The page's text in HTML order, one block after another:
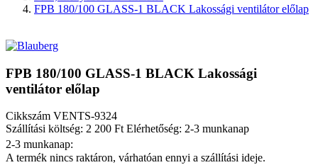
FPB 180/100 GLASS-1 BLACK Lakossági ventilátor előlap
FPB 180/100 GLASS-1 BLACK Lakossági
ventilátor előlap
Cikkszám VENTS-9324
Szállítási költség: 2 200 FtElérhetőség: 2-3 munkanap
2-3 munkanap:
A termék nincs raktáron, várhatóan ennyi a szállítási ideje.